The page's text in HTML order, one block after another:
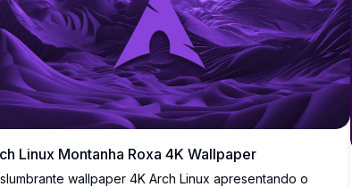
Linux Montanha Roxa 4K Wallpaper
wallpaper 4K Arch Linux apresentando o